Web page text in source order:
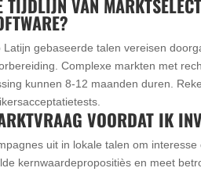
VAN
gebaseerde talen vereisen
Complexe markten met
kunnen 8-12 maanden duren.
VOORDAT IK
uit in lokale talen om
kernwaardepropositiès en meet